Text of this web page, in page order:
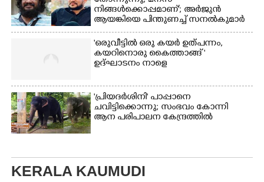
നിങ്ങൾക്കൊപ്പമാണ്'; അർജുൻ
ആയങ്കിയെ പിന്തുണച്ച് സനൽകുമാർ
'ഒരുവീട്ടിൽ ഒരു കയർ ഉത്പന്നം,
കയറിനൊരു കൈത്താങ്ങ് '
ഉദ്ഘാടനം നാളെ
'പ്രിയദർശിനി' പാപ്പാനെ
ചവിട്ടിക്കൊന്നു; സംഭവം കോന്നി
ആന പരിപാലന കേന്ദ്രത്തിൽ
KERALA KAUMUDI